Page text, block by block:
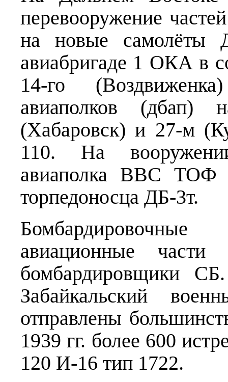
перевооружение
на новые
авиабригаде 1 ОКА в
14-го
авиаполков (дбап)
(Хабаровск) и 27-м
110. На
авиаполка ВВС ТОФ
торпедоносца ДБ-3т.
авиационные
бомбардировщики
Забайкальский
отправлены
1939 гг. более 600
120 И-16 тип 1722.